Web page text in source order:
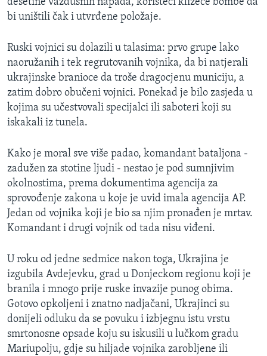
desetine vazdušnih napada, koristeći klizeće bombe da
bi uništili čak i utvrđene položaje.
Ruski vojnici su dolazili u talasima: prvo grupe lako
naoružanih i tek regrutovanih vojnika, da bi natjerali
ukrajinske branioce da troše dragocjenu municiju, a
zatim dobro obučeni vojnici. Ponekad je bilo zasjeda u
kojima su učestvovali specijalci ili saboteri koji su
iskakali iz tunela.
Kako je moral sve više padao, komandant bataljona -
zadužen za stotine ljudi - nestao je pod sumnjivim
okolnostima, prema dokumentima agencija za
sprovođenje zakona u koje je uvid imala agencija AP.
Jedan od vojnika koji je bio sa njim pronađen je mrtav.
Komandant i drugi vojnik od tada nisu viđeni.
U roku od jedne sedmice nakon toga, Ukrajina je
izgubila Avdejevku, grad u Donjeckom regionu koji je
branila i mnogo prije ruske invazije punog obima.
Gotovo opkoljeni i znatno nadjačani, Ukrajinci su
donijeli odluku da se povuku i izbjegnu istu vrstu
smrtonosne opsade koju su iskusili u lučkom gradu
Mariupolju, gdje su hiljade vojnika zarobljene ili